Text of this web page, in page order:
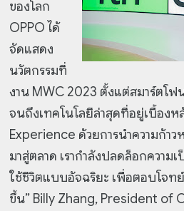
ของโลก
OPPO ได้
จัดแสดง
นวัตกรรมที่
งาน MWC 2023 ตั้งแต่สมาร์ตโ
จนถึงเทคโนโลยีล่าสุดที่อยู่เบื้อง
Experience ด้วยการนำความก้าว
มาสู่ตลาด เรากำลังปลดล็อกความ
ใช้ชีวิตแบบอัจฉริยะ เพื่อตอบโจทย์
ขึ้น” Billy Zhang, President of